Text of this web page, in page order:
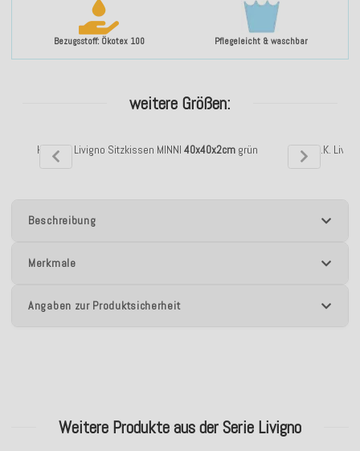
Bezugsstoff: Ökotex 100 Pflegeleicht & waschbar
weitere Größen:
H.O.C.K. Livigno Sitzkissen MINNI 40x40x2cm grün H.O.C.K.
Beschreibung
Merkmale
Angaben zur Produktsicherheit
Weitere Produkte aus der Serie Livigno